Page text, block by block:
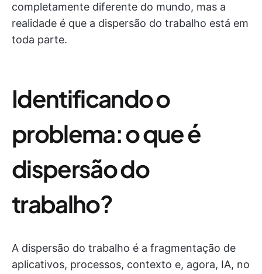
completamente diferente do mundo, mas a
realidade é que a dispersão do trabalho está em
toda parte.
Identificando o
problema: o que é
dispersão do
trabalho?
A dispersão do trabalho é a fragmentação de
aplicativos, processos, contexto e, agora, IA, no